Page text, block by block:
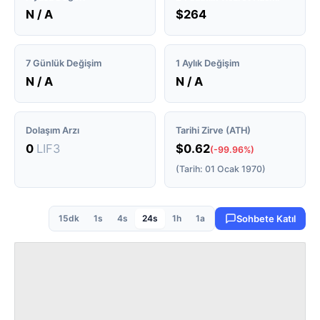
N / A $264
7 Günlük Değişim
N / A
1 Aylık Değişim
N / A
Dolaşım Arzı
0 LIF3
Tarihi Zirve (ATH)
$0.62(-99.96%)
(Tarih: 01 Ocak 1970)
15dk 1s 4s 24s 1h 1a Sohbete Katıl